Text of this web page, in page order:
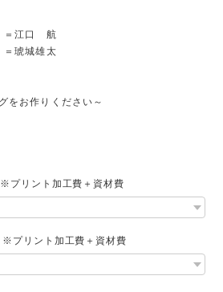
＝江口 航
＝琥城雄太
をお作りください～
プリント加工費＋資材費
※プリント加工費＋資材費